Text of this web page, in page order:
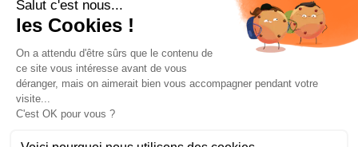
Conformité
Facturation
Automatisation de
la gestion des
factures
Guides et livres
blancs
Lexique
FAQ